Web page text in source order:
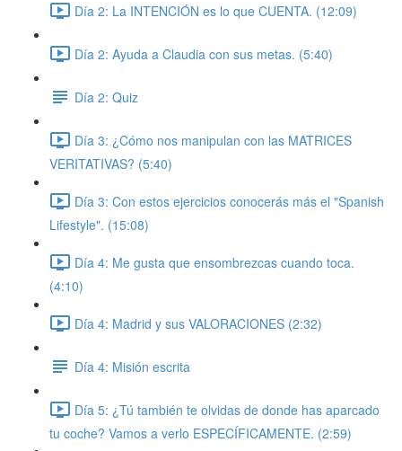
Día 2: La INTENCIÓN es lo que CUENTA. (12:09)
Día 2: Ayuda a Claudia con sus metas. (5:40)
Día 2: Quiz
Día 3: ¿Cómo nos manipulan con las MATRICES
VERITATIVAS? (5:40)
Día 3: Con estos ejercicios conocerás más el "Spanish
Lifestyle". (15:08)
Día 4: Me gusta que ensombrezcas cuando toca.
(4:10)
Día 4: Madrid y sus VALORACIONES (2:32)
Día 4: Misión escrita
Día 5: ¿Tú también te olvidas de donde has aparcado
tu coche? Vamos a verlo ESPECÍFICAMENTE. (2:59)